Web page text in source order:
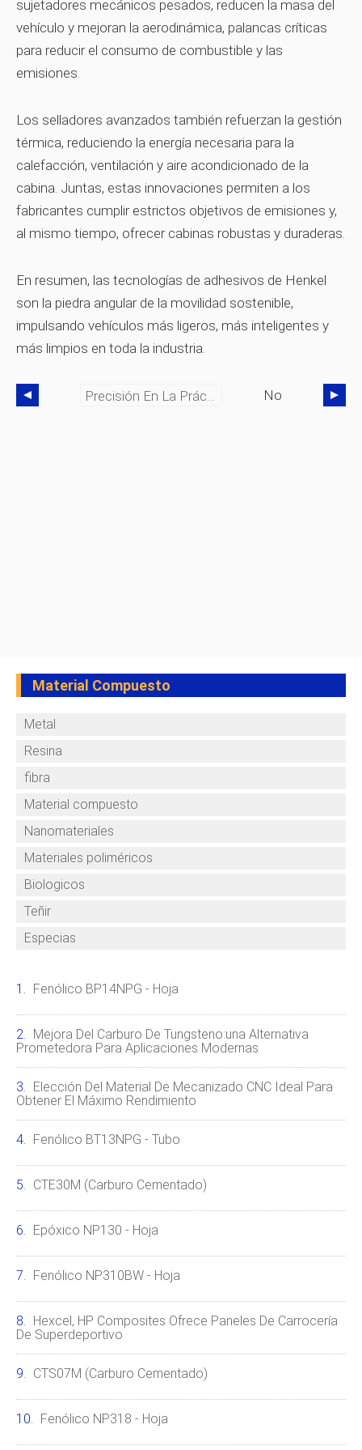
sujetadores mecánicos pesados, reducen la masa del
vehículo y mejoran la aerodinámica, palancas críticas
para reducir el consumo de combustible y las
emisiones.
Los selladores avanzados también refuerzan la gestión
térmica, reduciendo la energía necesaria para la
calefacción, ventilación y aire acondicionado de la
cabina. Juntas, estas innovaciones permiten a los
fabricantes cumplir estrictos objetivos de emisiones y,
al mismo tiempo, ofrecer cabinas robustas y duraderas.
En resumen, las tecnologías de adhesivos de Henkel
son la piedra angular de la movilidad sostenible,
impulsando vehículos más ligeros, más inteligentes y
más limpios en toda la industria.
Precisión En La Práctica:cómo El Diseño Y La Fabricación De Contratos Impulsan La Innovación En Dispositivos Médicos No
Material Compuesto
Metal
Resina
fibra
Material compuesto
Nanomateriales
Materiales poliméricos
Biologicos
Teñir
Especias
Fenólico BP14NPG - Hoja
Mejora Del Carburo De Tungsteno:una Alternativa
Prometedora Para Aplicaciones Modernas
Elección Del Material De Mecanizado CNC Ideal Para
Obtener El Máximo Rendimiento
Fenólico BT13NPG - Tubo
CTE30M (carburo Cementado)
Epóxico NP130 - Hoja
Fenólico NP310BW - Hoja
Hexcel, HP Composites Ofrece Paneles De Carrocería
De Superdeportivo
CTS07M (carburo Cementado)
Fenólico NP318 - Hoja